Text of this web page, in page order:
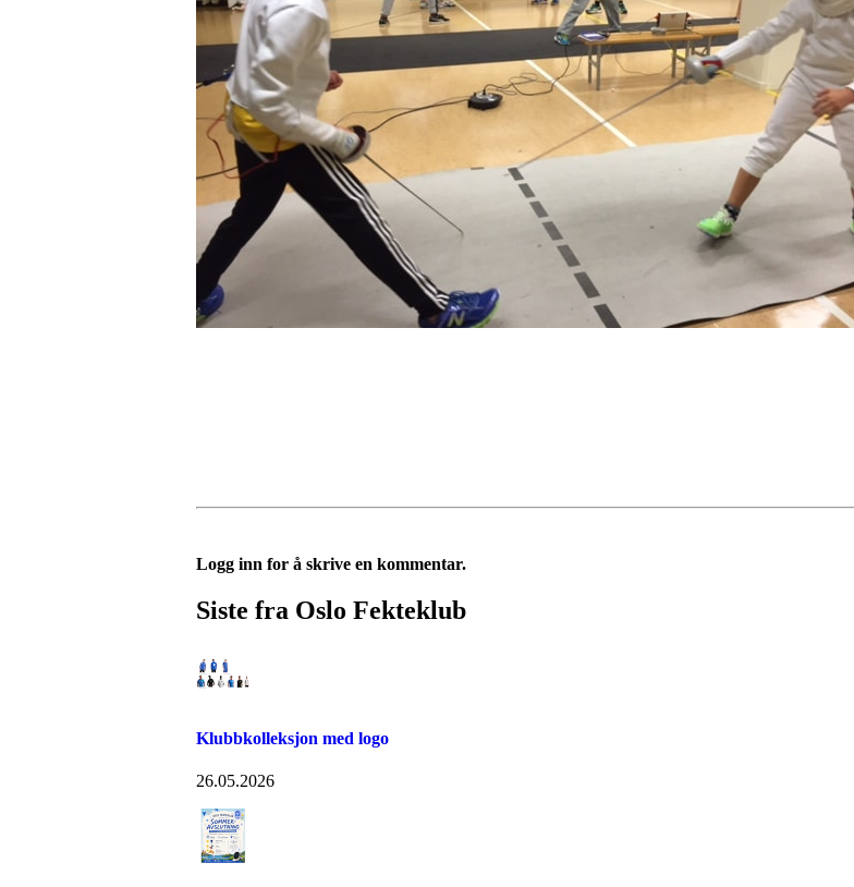
Logg inn for å skrive en kommentar.
Siste fra Oslo Fekteklub
Klubbkolleksjon med logo
26.05.2026